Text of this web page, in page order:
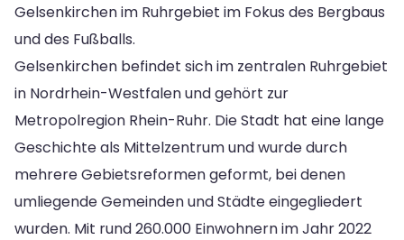
Gelsenkirchen im Ruhrgebiet im Fokus des Bergbaus
und des Fußballs.
Gelsenkirchen befindet sich im zentralen Ruhrgebiet
in Nordrhein-Westfalen und gehört zur
Metropolregion Rhein-Ruhr. Die Stadt hat eine lange
Geschichte als Mittelzentrum und wurde durch
mehrere Gebietsreformen geformt, bei denen
umliegende Gemeinden und Städte eingegliedert
wurden. Mit rund 260.000 Einwohnern im Jahr 2022